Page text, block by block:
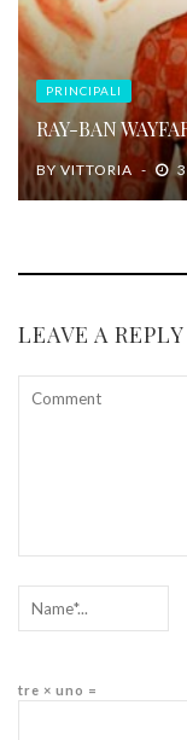
PRINCIPALI
RAY-BAN
BYVITTORIA
LEAVE A REPLY
tre × uno =